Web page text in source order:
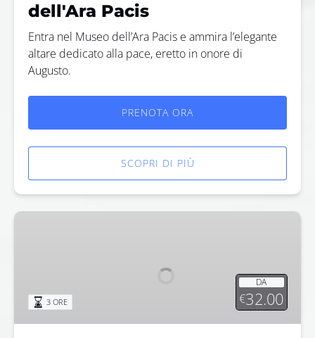
dell'Ara Pacis
Entra nel Museo dell’Ara Pacis e ammira l’elegante
altare dedicato alla pace, eretto in onore di
Augusto.
PRENOTA ORA
SCOPRI DI PIÙ
Biglietti
Capitolini
DA
€32.00
3 ORE